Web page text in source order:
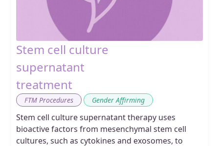
Stem cell culture
supernatant
treatment
FTM Procedures Gender Affirming
Stem cell culture supernatant therapy uses
bioactive factors from mesenchymal stem cell
cultures, such as cytokines and exosomes, to